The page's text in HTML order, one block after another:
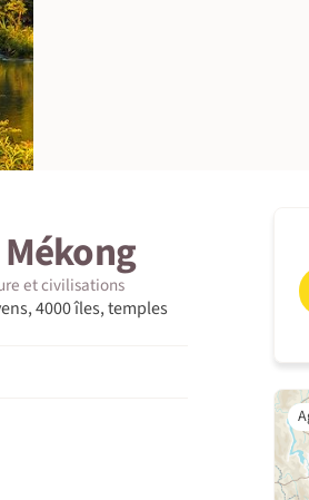
et civilisations
4000 îles, temples